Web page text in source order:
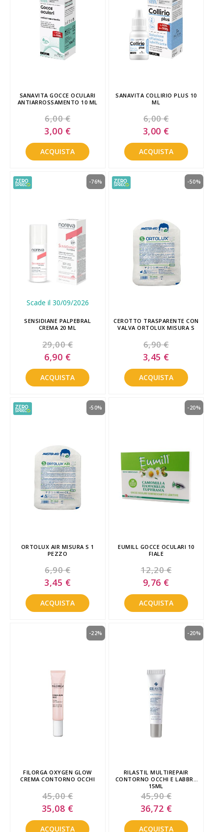
SANAVITA GOCCE OCULARI
ANTIARROSSAMENTO 10 ML
6,00 €
Special
Price
3,00 €
ACQUISTA
SANAVITA COLLIRIO PLUS 10
ML
6,00 €
Special
Price
3,00 €
ACQUISTA
Scade il 30/09/2026
SENSIDIANE PALPEBRAL
CREMA 20 ML
29,00 €
-76%
Special
Price
6,90 €
ACQUISTA
CEROTTO TRASPARENTE CON
VALVA ORTOLUX MISURA S
6,90 €
-50%
Special
Price
3,45 €
ACQUISTA
ORTOLUX AIR MISURA S 1
PEZZO
6,90 €
-50%
Special
Price
3,45 €
ACQUISTA
EUMILL GOCCE OCULARI 10
FIALE
12,20 €
-20%
Special
Price
9,76 €
ACQUISTA
FILORGA OXYGEN GLOW
CREMA CONTORNO OCCHI
45,00 €
-22%
Special
Price
35,08 €
ACQUISTA
RILASTIL MULTIREPAIR
CONTORNO OCCHI E LABBRA
15ML
45,90 €
-20%
Special
Price
36,72 €
ACQUISTA